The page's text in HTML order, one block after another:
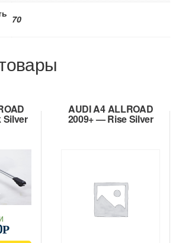
70
Silver
Р
AUDI A4 ALLROAD
2009+ — Rise Silver